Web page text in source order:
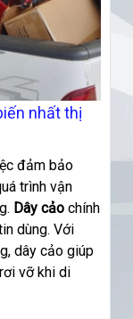
nhất thị
đảm bảo
trình vận
Dây cảo chính
dùng. Với
dây cảo giúp
vỡ khi di